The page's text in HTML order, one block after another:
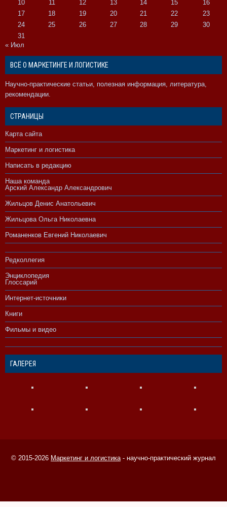
10
11 12 13 14 15
16
17
18 19 20 21 22
23
24
25 26 27 28 29
30
31
« Июл
ВСЁ О МАРКЕТИНГЕ И ЛОГИСТИКЕ
Научно-практические статьи, полезная информация, литература,
рекомендации.
СТРАНИЦЫ
Карта сайта
Маркетинг и логистика
Написать в редакцию
Наша команда
Арский Александр Александрович
Жильцов Денис Анатольевич
Жильцова Ольга Николаевна
Романенков Евгений Николаевич
Редколлегия
Энциклопедия
Глоссарий
Интернет-источники
Книги
Фильмы и видео
ГАЛЕРЕЯ
© 2015-2026 Маркетинг и логистика- научно-практический журнал